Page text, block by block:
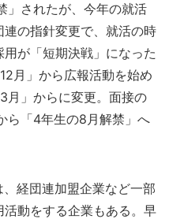
されたが、今年の就活
の指針変更で、就活の時
が「短期決戦」になった
月」から広報活動を始め
月」からに変更。面接の
ら「4年生の8月解禁」へ
経団連加盟企業など一部
動をする企業もある。早